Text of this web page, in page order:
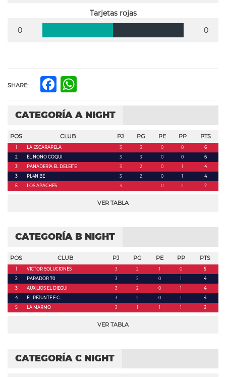
Tarjetas rojas
0
0
SHARE: Facebook
CATEGORÍA A NIGHT
POS CLUB PJ PG PE PP PTS
1 LA ESCARAPELA 3 3 0 0
6
2
EL NONO COQUI 3 3 0 0
6
3
PANADERÍA EL DELEITE 3 2 0 1
4
3
PL4N BE 3 2 0 1
4
5
LOS APACHES 3 1 0 2 2
VER TABLA
CATEGORÍA B NIGHT
POS CLUB PJ PG PE PP PTS
1 VICTOR SOLUCIONES 3 2 1 0
5
2
PARADOR 70 3 2 0 1
4
3
AUXILIOS EL DIEGUI 3 2 0 1
4
4
EL REJUNTE F.C. 3 2 0 1
4
5
LA MARMO 3 1 1 1 3
VER TABLA
CATEGORÍA C NIGHT